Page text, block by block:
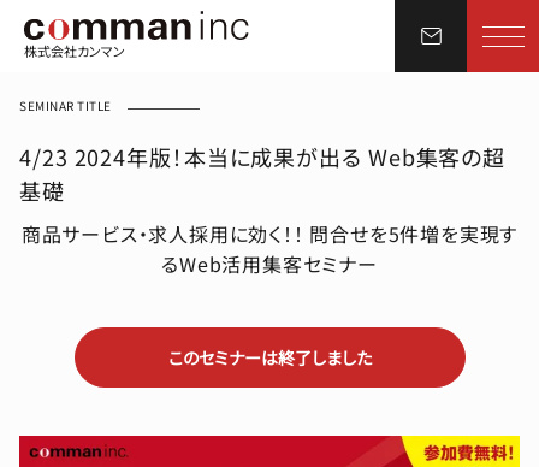
株式会社カンマン
SEMINAR TITLE
4/23 2024年版！本当に成果が出る Web集客の超
基礎
商品サービス・求人採用に効く！！ 問合せを5件増を実現す
るWeb活用集客セミナー
このセミナーは終了しました